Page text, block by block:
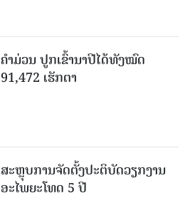
ຄໍາມ່ວນ ປູກເຂົ້ານາປີໄດ້ທັງໝົດ
91,472 ເຮັກຕາ
ສະຫຼຸບການຈັດຕັ້ງປະຕິບັດວຽກງານ
ອະໄພຍະໂທດ 5 ປີ